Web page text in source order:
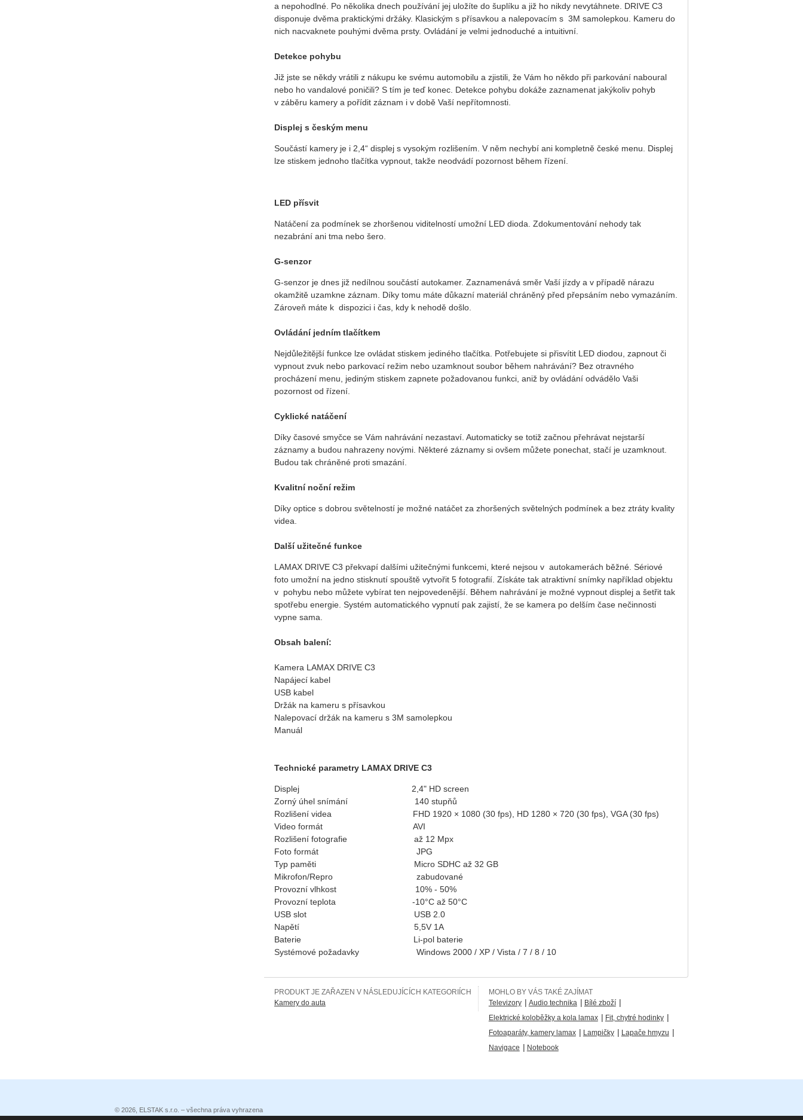
a nepohodlné. Po několika dnech používání jej uložíte do šuplíku a již ho nikdy nevytáhnete. DRIVE C3
disponuje dvěma praktickými držáky. Klasickým s přísavkou a nalepovacím s 3M samolepkou. Kameru do
nich nacvaknete pouhými dvěma prsty. Ovládání je velmi jednoduché a intuitivní.
Detekce pohybu
Již jste se někdy vrátili z nákupu ke svému automobilu a zjistili, že Vám ho někdo při parkování naboural
nebo ho vandalové poničili? S tím je teď konec. Detekce pohybu dokáže zaznamenat jakýkoliv pohyb
v záběru kamery a pořídit záznam i v době Vaší nepřítomnosti.
Displej s českým menu
Součástí kamery je i 2,4“ displej s vysokým rozlišením. V něm nechybí ani kompletně české menu. Displej
lze stiskem jednoho tlačítka vypnout, takže neodvádí pozornost během řízení.
LED přísvit
Natáčení za podmínek se zhoršenou viditelností umožní LED dioda. Zdokumentování nehody tak
nezabrání ani tma nebo šero.
G-senzor
G-senzor je dnes již nedílnou součástí autokamer. Zaznamenává směr Vaší jízdy a v případě nárazu
okamžitě uzamkne záznam. Díky tomu máte důkazní materiál chráněný před přepsáním nebo vymazáním.
Zároveň máte k dispozici i čas, kdy k nehodě došlo.
Ovládání jedním tlačítkem
Nejdůležitější funkce lze ovládat stiskem jediného tlačítka. Potřebujete si přisvítit LED diodou, zapnout či
vypnout zvuk nebo parkovací režim nebo uzamknout soubor během nahrávání? Bez otravného
procházení menu, jediným stiskem zapnete požadovanou funkci, aniž by ovládání odvádělo Vaši
pozornost od řízení.
Cyklické natáčení
Díky časové smyčce se Vám nahrávání nezastaví. Automaticky se totiž začnou přehrávat nejstarší
záznamy a budou nahrazeny novými. Některé záznamy si ovšem můžete ponechat, stačí je uzamknout.
Budou tak chráněné proti smazání.
Kvalitní noční režim
Díky optice s dobrou světelností je možné natáčet za zhoršených světelných podmínek a bez ztráty kvality
videa.
Další užitečné funkce
LAMAX DRIVE C3 překvapí dalšími užitečnými funkcemi, které nejsou v autokamerách běžné. Sériové
foto umožní na jedno stisknutí spouště vytvořit 5 fotografií. Získáte tak atraktivní snímky například objektu
v pohybu nebo můžete vybírat ten nejpovedenější. Během nahrávání je možné vypnout displej a šetřit tak
spotřebu energie. Systém automatického vypnutí pak zajistí, že se kamera po delším čase nečinnosti
vypne sama.
Obsah balení:
Kamera LAMAX DRIVE C3
Napájecí kabel
USB kabel
Držák na kameru s přísavkou
Nalepovací držák na kameru s 3M samolepkou
Manuál
Technické parametry LAMAX DRIVE C3
Displej 2,4" HD screen
Zorný úhel snímání 140 stupňů
Rozlišení videa FHD 1920 × 1080 (30 fps), HD 1280 × 720 (30 fps), VGA (30 fps)
Video formát AVI
Rozlišení fotografie až 12 Mpx
Foto formát JPG
Typ paměti Micro SDHC až 32 GB
Mikrofon/Repro zabudované
Provozní vlhkost 10% - 50%
Provozní teplota -10°C až 50°C
USB slot USB 2.0
Napětí 5,5V 1A
Baterie Li-pol baterie
Systémové požadavky Windows 2000 / XP / Vista / 7 / 8 / 10
PRODUKT JE ZAŘAZEN V NÁSLEDUJÍCÍCH KATEGORIÍCH
Kamery do auta
MOHLO BY VÁS TAKÉ ZAJÍMAT
Televizory | Audio technika | Bílé zboží |
Elektrické koloběžky a kola lamax | Fit, chytré hodinky |
Fotoaparáty, kamery lamax | Lampičky | Lapače hmyzu |
Navigace | Notebook
© 2026, ELSTAK s.r.o. – všechna práva vyhrazena